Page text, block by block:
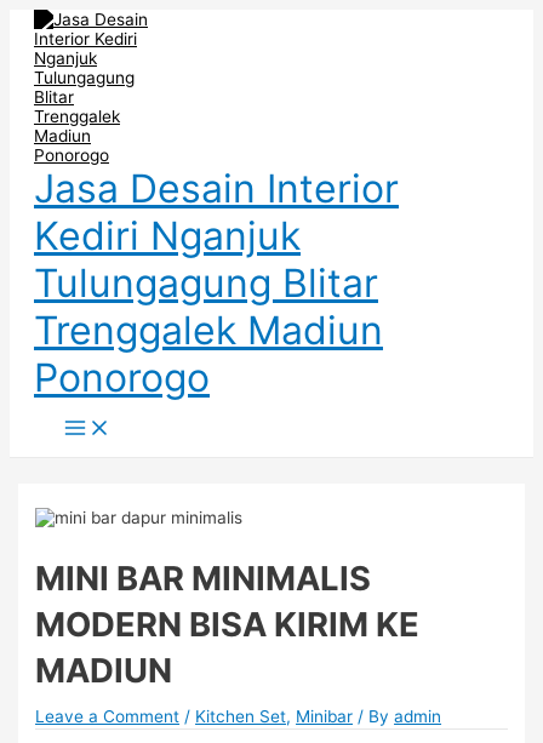
Skip
content
Jasa Desain Interior
Kediri Nganjuk
Tulungagung Blitar
Trenggalek Madiun
Ponorogo
Menu
MINI BAR MINIMALIS
MODERN BISA KIRIM KE
MADIUN
Leave a Comment / Kitchen Set, Minibar / Byadmin
Post
navigation